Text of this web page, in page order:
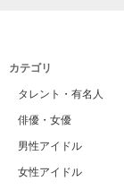
カテゴリ
タレント・有名人
俳優・女優
男性アイドル
女性アイドル